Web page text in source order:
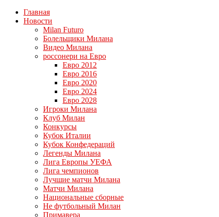
Главная
Новости
Milan Futuro
Болельщики Милана
Видео Милана
россонери на Евро
Евро 2012
Евро 2016
Евро 2020
Евро 2024
Евро 2028
Игроки Милана
Клуб Милан
Конкурсы
Кубок Италии
Кубок Конфедераций
Легенды Милана
Лига Европы УЕФА
Лига чемпионов
Лучшие матчи Милана
Матчи Милана
Национальные сборные
Не футбольный Милан
Примавера